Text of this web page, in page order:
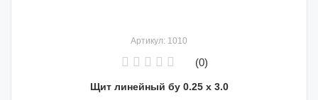
Артикул: 1010
(0)
Щит линейный бу 0.25 х 3.0